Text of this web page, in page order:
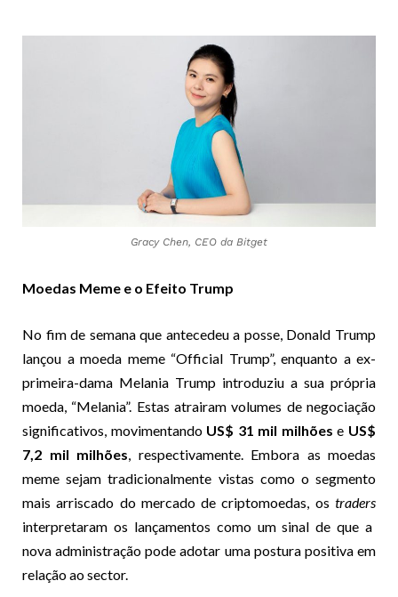
Gracy Chen, CEO da Bitget
Moedas Meme e o Efeito Trump
No fim de semana que antecedeu a posse, Donald Trump
lançou a moeda meme “Official Trump”, enquanto a ex-
primeira-dama Melania Trump introduziu a sua própria
moeda, “Melania”. Estas atrairam volumes de negociação
significativos, movimentando US$ 31 mil milhões e US$
7,2 mil milhões, respectivamente. Embora as moedas
meme sejam tradicionalmente vistas como o segmento
mais arriscado do mercado de criptomoedas, os traders
interpretaram os lançamentos como um sinal de que a
nova administração pode adotar uma postura positiva em
relação ao sector.